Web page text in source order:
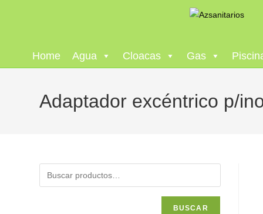
Home Agua Cloacas Gas
Adaptador excéntrico p/
BUSCAR